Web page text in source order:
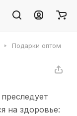
Подарки оптом
на здоровье: